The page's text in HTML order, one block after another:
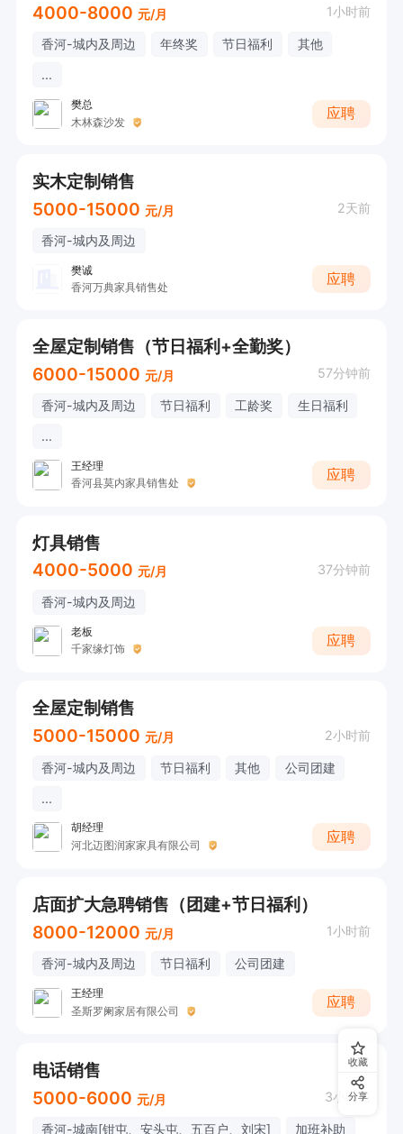
4000-8000 元/月 1小时前
香河-城内及周边 年终奖 节日福利
其他
...
樊总
木林森沙发
应聘
实木定制销售
5000-15000 元/月 2天前
香河-城内及周边
樊诚
香河万典家具销售处
应聘
全屋定制销售（节日福利+全勤奖）
6000-15000 元/月 57分钟前
香河-城内及周边 节日福利 工龄奖
生日福利
...
王经理
香河县莫内家具销售处
应聘
灯具销售
4000-5000 元/月 37分钟前
香河-城内及周边
老板
千家缘灯饰
应聘
全屋定制销售
5000-15000 元/月 2小时前
香河-城内及周边 节日福利 其他
公司团建
...
胡经理
河北迈图润家家具有限公司
应聘
店面扩大急聘销售（团建+节日福利）
8000-12000 元/月 1小时前
香河-城内及周边 节日福利 公司团建
王经理
圣斯罗阑家居有限公司
应聘
电话销售
5000-6000 元/月 3小时前
香河-城南[钳屯、安头屯、五百户、刘宋] 加班补助
收藏
分享